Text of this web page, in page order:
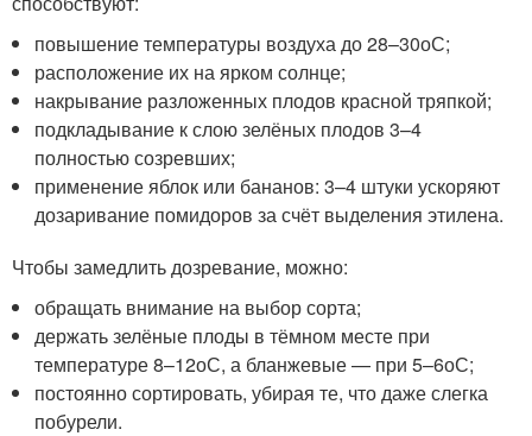
повышение температуры воздуха до 28–30оС;
расположение их на ярком солнце;
накрывание разложенных плодов красной тряпкой;
подкладывание к слою зелёных плодов 3–4
полностью созревших;
применение яблок или бананов: 3–4 штуки ускоряют
дозаривание помидоров за счёт выделения этилена.
Чтобы замедлить дозревание, можно:
обращать внимание на выбор сорта;
держать зелёные плоды в тёмном месте при
температуре 8–12оС, а бланжевые — при 5–6оС;
постоянно сортировать, убирая те, что даже слегка
побурели.